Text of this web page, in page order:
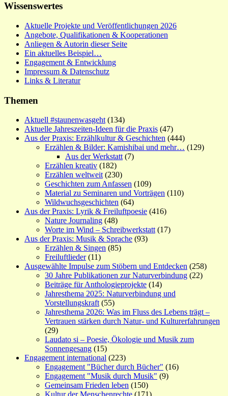
Wissenswertes
Aktuelle Projekte und Veröffentlichungen 2026
Angebote, Qualifikationen & Kooperationen
Anliegen & Autorin dieser Seite
Ein aktuelles Beispiel…
Engagement & Entwicklung
Impressum & Datenschutz
Links & Literatur
Themen
Aktuell #staunenwasgeht (134)
Aktuelle Jahreszeiten-Ideen für die Praxis (47)
Aus der Praxis: Erzählkultur & Geschichten (444)
Erzählen & Bilder: Kamishibai und mehr… (129)
Aus der Werkstatt (7)
Erzählen kreativ (182)
Erzählen weltweit (230)
Geschichten zum Anfassen (109)
Material zu Seminaren und Vorträgen (110)
Wildwuchsgeschichten (64)
Aus der Praxis: Lyrik & Freiluftpoesie (416)
Nature Journaling (48)
Worte im Wind – Schreibwerkstatt (17)
Aus der Praxis: Musik & Sprache (93)
Erzählen & Singen (85)
Freiluftlieder(11)
Ausgewählte Impulse zum Stöbern und Entdecken (258)
30 Jahre Publikationen zur Naturverbindung (22)
Beiträge für Anthologieprojekte (14)
Jahresthema 2025: Naturverbindung und
Vorstellungskraft (55)
Jahresthema 2026: Was im Fluss des Lebens trägt –
Vertrauen stärken durch Natur- und Kulturerfahrungen
(29)
Laudato si – Poesie, Ökologie und Musik zum
Sonnengesang (15)
Engagement international (223)
Engagement "Bücher durch Bücher" (16)
Engagement "Musik durch Musik" (9)
Gemeinsam Frieden leben (150)